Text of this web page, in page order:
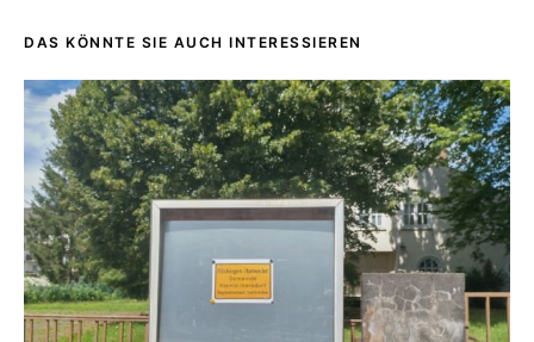
DAS KÖNNTE SIE AUCH INTERESSIEREN